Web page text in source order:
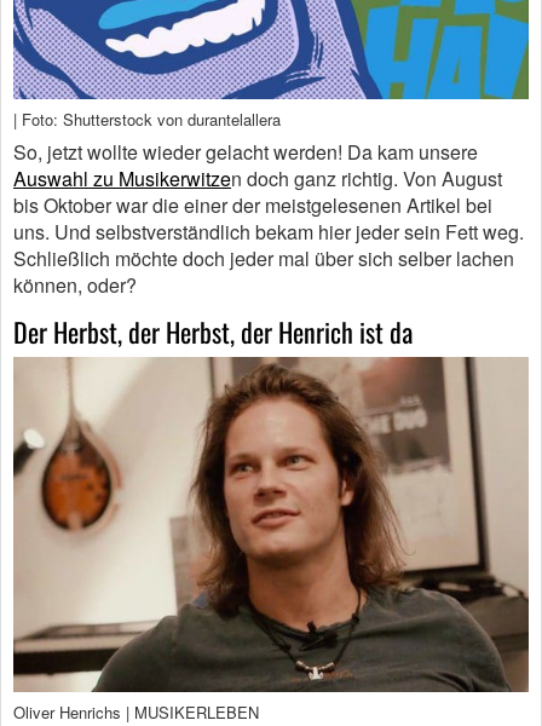
| Foto: Shutterstock von durantelallera
So, jetzt wollte wieder gelacht werden! Da kam unsere
Auswahl zu Musikerwitzen doch ganz richtig. Von August
bis Oktober war die einer der meistgelesenen Artikel bei
uns. Und selbstverständlich bekam hier jeder sein Fett weg.
Schließlich möchte doch jeder mal über sich selber lachen
können, oder?
Der Herbst, der Herbst, der Henrich ist da
Oliver Henrichs | MUSIKERLEBEN